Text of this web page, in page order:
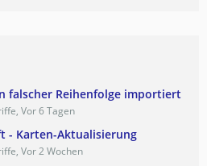
falscher Reihenfolge importiert
Vor 6 Tagen
- Karten-Aktualisierung
Vor 2 Wochen